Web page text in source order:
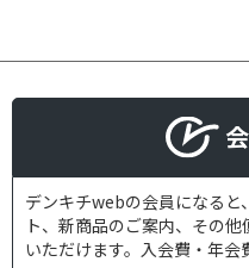
10本
1個
4～5個
記録容量で絞り込
デンキチwebの会員になると
ト、新商品のご案内、その
いただけます。入会費・年会